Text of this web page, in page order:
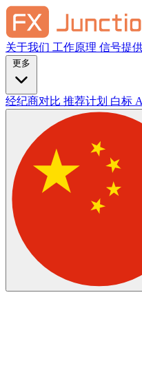
关于我们 工作原理 信号提
经纪商对比 推荐计划 白标